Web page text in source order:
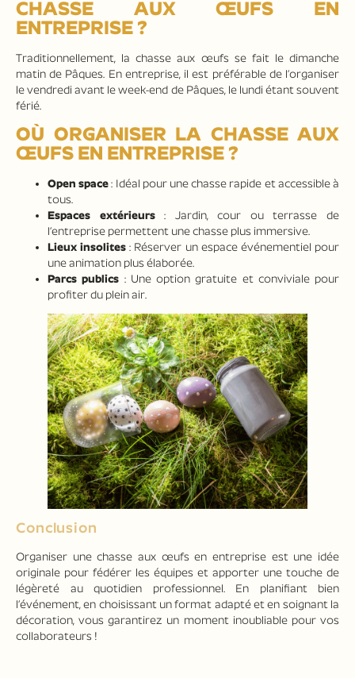
CHASSE AUX ŒUFS EN
ENTREPRISE ?
Traditionnellement, la chasse aux œufs se fait le dimanche
matin de Pâques. En entreprise, il est préférable de l’organiser
le vendredi avant le week-end de Pâques, le lundi étant souvent
férié.
OÙ ORGANISER LA CHASSE AUX
ŒUFS EN ENTREPRISE ?
Open space: Idéal pour une chasse rapide et accessible à
tous.
Espaces extérieurs: Jardin, cour ou terrasse de
l’entreprise permettent une chasse plus immersive.
Lieux insolites : Réserver un espace événementiel pour
une animation plus élaborée.
Parcs publics : Une option gratuite et conviviale pour
profiter du plein air.
Conclusion
Organiser une chasse aux œufs en entreprise est une idée
originale pour fédérer les équipes et apporter une touche de
légèreté au quotidien professionnel. En planifiant bien
l’événement, en choisissant un format adapté et en soignant la
décoration, vous garantirez un moment inoubliable pour vos
collaborateurs !